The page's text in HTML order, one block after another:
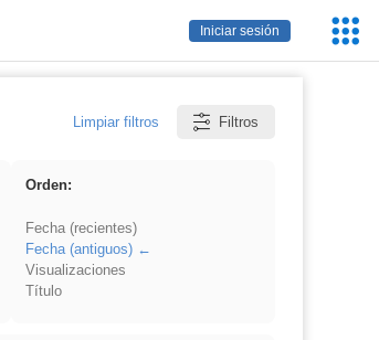
Iniciar sesión
Limpiar filtros Filtros
Orden:
Fecha (recientes)
Fecha (antiguos)
Visualizaciones
Título